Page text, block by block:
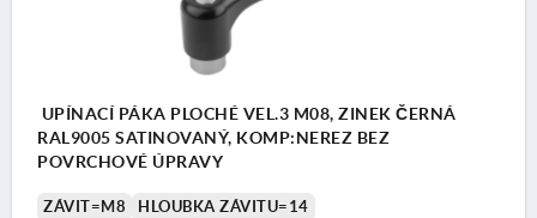
UPÍNACÍ PÁKA PLOCHÉ VEL.3 M08, ZINEK ČERNÁ
RAL9005 SATINOVANÝ, KOMP:NEREZ BEZ
POVRCHOVÉ ÚPRAVY
ZÁVIT=M8
HLOUBKA ZÁVITU=14